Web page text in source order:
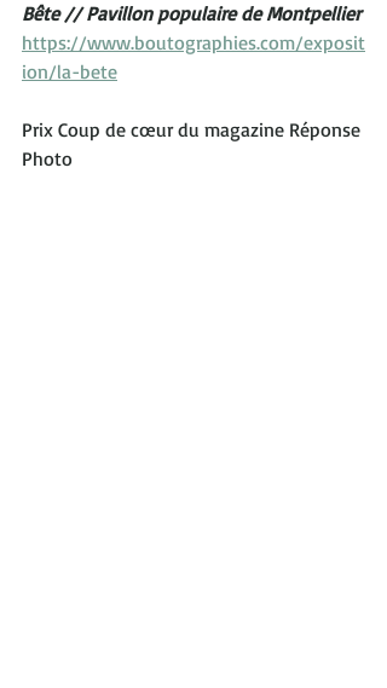
Bête // Pavillon populaire de Montpellier
https://www.boutographies.com/exposit
ion/la-bete
Prix Coup de cœur du magazine Réponse
Photo